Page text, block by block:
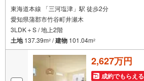
東海道本線 「三河塩津」駅 徒歩2分
愛知県蒲郡市竹谷町井瀬木
3LDK＋S / 地上2階
土地137.39m2 /建物 101.04m2
2,627万円
成約でもらえる